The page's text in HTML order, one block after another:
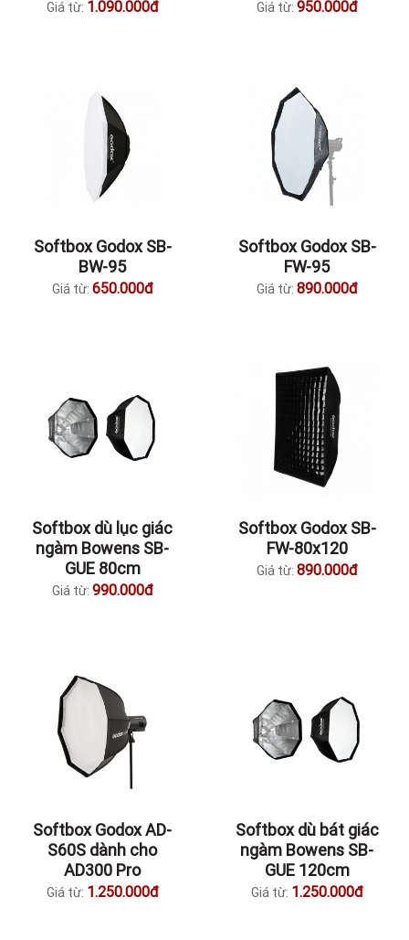
Giá từ: 1.090.000đ Giá từ: 950.000đ
Softbox Godox SB-
BW-95
Giá từ: 650.000đ
Softbox Godox SB-
FW-95
Giá từ: 890.000đ
Softbox dù lục giác
ngàm Bowens SB-
GUE 80cm
Giá từ: 990.000đ
Softbox Godox SB-
FW-80x120
Giá từ: 890.000đ
Softbox Godox AD-
S60S dành cho
AD300 Pro
Giá từ: 1.250.000đ
Softbox dù bát giác
ngàm Bowens SB-
GUE 120cm
Giá từ: 1.250.000đ